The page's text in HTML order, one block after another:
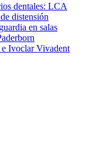
dentales: LCA
distensión
en salas
Ivoclar Vivadent